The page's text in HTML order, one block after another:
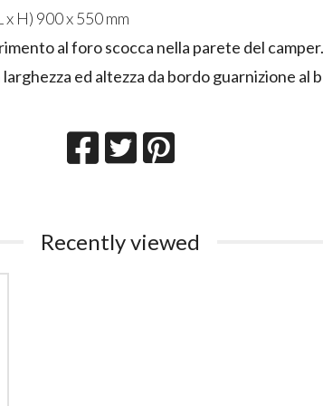
H) 900 x 550 mm
al foro scocca nella parete del camper.
ed altezza da bordo guarnizione al
Recently viewed